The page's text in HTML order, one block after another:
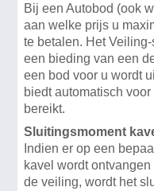
Bij een Autobod (ook
aan welke prijs u
te betalen. Het
een bieding van een
een bod voor u wordt
biedt automatisch
bereikt.
Sluitingsmoment
Indien er op een
kavel wordt
de veiling, wordt het